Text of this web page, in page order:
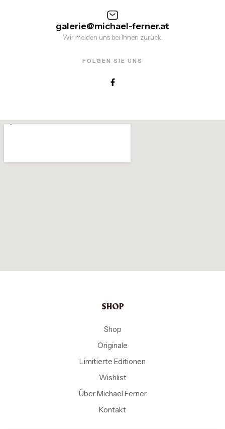
galerie@michael-ferner.at
Wir melden uns bei Ihnen zurück.
FOLGEN SIE UNS
SHOP
Shop
Originale
Limitierte Editionen
Wishlist
Über Michael Ferner
Kontakt